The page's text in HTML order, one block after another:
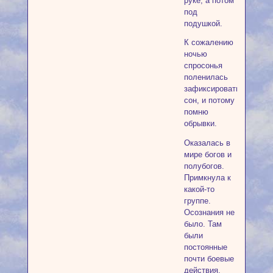
под
подушкой.
К сожалению
ночью
спросонья
поленилась
зафиксировать
сон, и потому
помню
обрывки.
Оказалась в
мире богов и
полубогов.
Примкнула к
какой-то
группе.
Осознания не
было. Там
были
постоянные
почти боевые
действия.